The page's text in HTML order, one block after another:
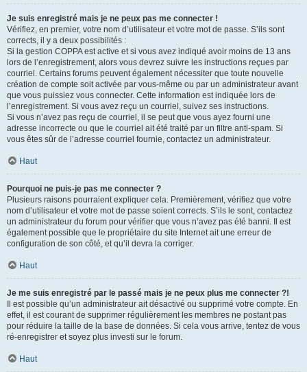
Je suis enregistré mais je ne peux pas me connecter !
Vérifiez, en premier, votre nom d’utilisateur et votre mot de passe. S’ils sont
corrects, il y a deux possibilités :
Si la gestion COPPA est active et si vous avez indiqué avoir moins de 13 ans
lors de l’enregistrement, alors vous devrez suivre les instructions reçues par
courriel. Certains forums peuvent également nécessiter que toute nouvelle
création de compte soit activée par vous-même ou par un administrateur avant
que vous puissiez vous connecter. Cette information est indiquée lors de
l’enregistrement. Si vous avez reçu un courriel, suivez ses instructions.
Si vous n’avez pas reçu de courriel, il se peut que vous ayez fourni une
adresse incorrecte ou que le courriel ait été traité par un filtre anti-spam. Si
vous êtes sûr de l’adresse courriel fournie, contactez un administrateur.
Haut
Pourquoi ne puis-je pas me connecter ?
Plusieurs raisons pourraient expliquer cela. Premièrement, vérifiez que votre
nom d’utilisateur et votre mot de passe soient corrects. S’ils le sont, contactez
un administrateur du forum pour vérifier que vous n’avez pas été banni. Il est
également possible que le propriétaire du site Internet ait une erreur de
configuration de son côté, et qu’il devra la corriger.
Haut
Je me suis enregistré par le passé mais je ne peux plus me connecter ?!
Il est possible qu’un administrateur ait désactivé ou supprimé votre compte. En
effet, il est courant de supprimer régulièrement les membres ne postant pas
pour réduire la taille de la base de données. Si cela vous arrive, tentez de vous
ré-enregistrer et soyez plus investi sur le forum.
Haut